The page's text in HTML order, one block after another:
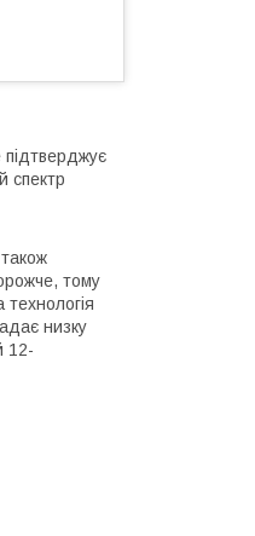
підтверджує
спектр
тому
низку
12-